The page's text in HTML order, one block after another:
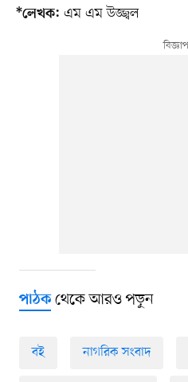
*লেখক: এম এম উজ্জ্বল
পাঠকথেকে আরও পড়ুন
বই নাগরিক সংবাদ